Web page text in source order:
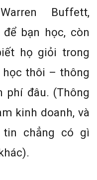
Buffett,
bạn học, còn
họ giỏi trong
học thôi – thông
phí đâu. (Thông
kinh doanh, và
chẳng có gì